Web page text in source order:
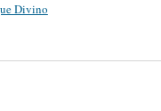
Divino